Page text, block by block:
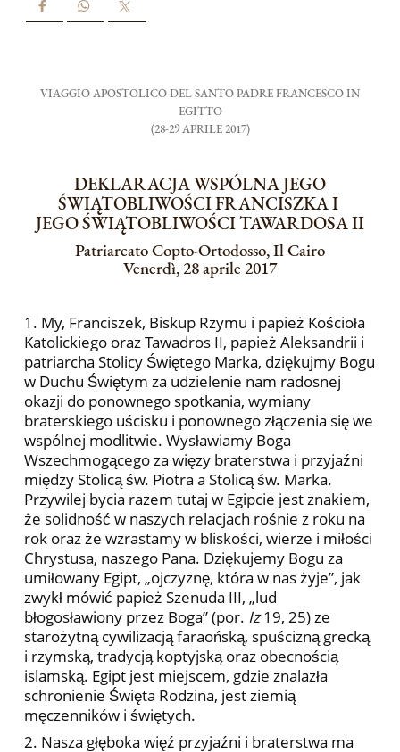
VIAGGIO APOSTOLICO DEL SANTO PADRE FRANCESCO IN
EGITTO
(28-29 APRILE 2017)
DEKLARACJA WSPÓLNA JEGO
ŚWIĄTOBLIWOŚCI FRANCISZKA I
JEGO ŚWIĄTOBLIWOŚCI TAWARDOSA II
Patriarcato Copto-Ortodosso, Il Cairo
Venerdì, 28 aprile 2017
1. My, Franciszek, Biskup Rzymu i papież Kościoła
Katolickiego oraz Tawadros II, papież Aleksandrii i
patriarcha Stolicy Świętego Marka, dziękujmy Bogu
w Duchu Świętym za udzielenie nam radosnej
okazji do ponownego spotkania, wymiany
braterskiego uścisku i ponownego złączenia się we
wspólnej modlitwie. Wysławiamy Boga
Wszechmogącego za więzy braterstwa i przyjaźni
między Stolicą św. Piotra a Stolicą św. Marka.
Przywilej bycia razem tutaj w Egipcie jest znakiem,
że solidność w naszych relacjach rośnie z roku na
rok oraz że wzrastamy w bliskości, wierze i miłości
Chrystusa, naszego Pana. Dziękujemy Bogu za
umiłowany Egipt, „ojczyznę, która w nas żyje”, jak
zwykł mówić papież Szenuda III, „lud
błogosławiony przez Boga” (por. Iz19, 25) ze
starożytną cywilizacją faraońską, spuścizną grecką
i rzymską, tradycją koptyjską oraz obecnością
islamską. Egipt jest miejscem, gdzie znalazła
schronienie Święta Rodzina, jest ziemią
męczenników i świętych.
2. Nasza głęboka więź przyjaźni i braterstwa ma